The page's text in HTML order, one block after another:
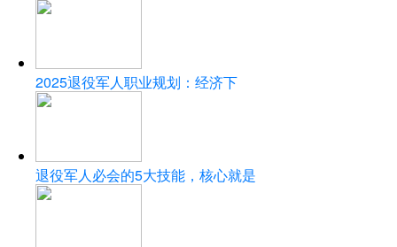
2025退役军人职业规划：经济下
退役军人必会的5大技能，核心就是